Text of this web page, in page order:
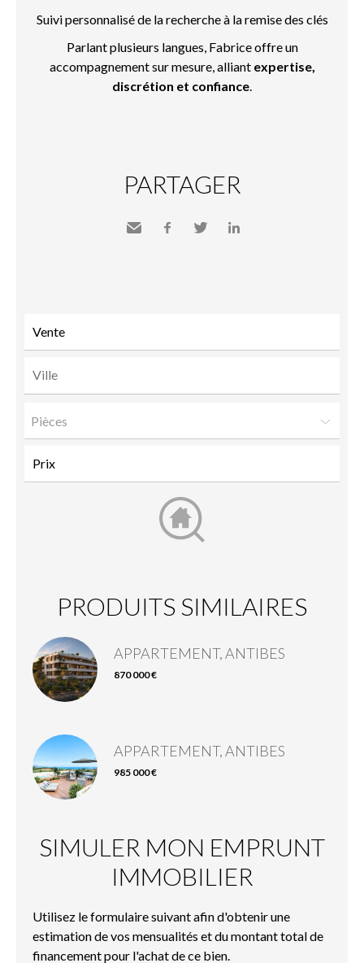
Suivi personnalisé de la recherche à la remise des clés
Parlant plusieurs langues, Fabrice offre un
accompagnement sur mesure, alliant expertise,
discrétion et confiance.
PARTAGER
Pièces
PRODUITS SIMILAIRES
APPARTEMENT, ANTIBES
870 000 €
APPARTEMENT, ANTIBES
985 000 €
SIMULER MON EMPRUNT
IMMOBILIER
Utilisez le formulaire suivant afin d'obtenir une
estimation de vos mensualités et du montant total de
financement pour l'achat de ce bien.